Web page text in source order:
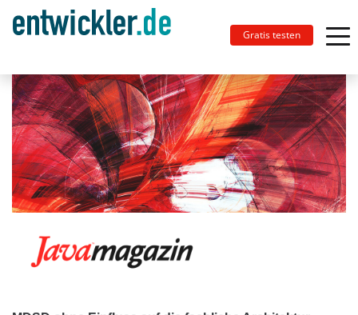
Gratis testen